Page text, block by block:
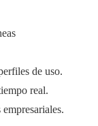
de uso.
real.